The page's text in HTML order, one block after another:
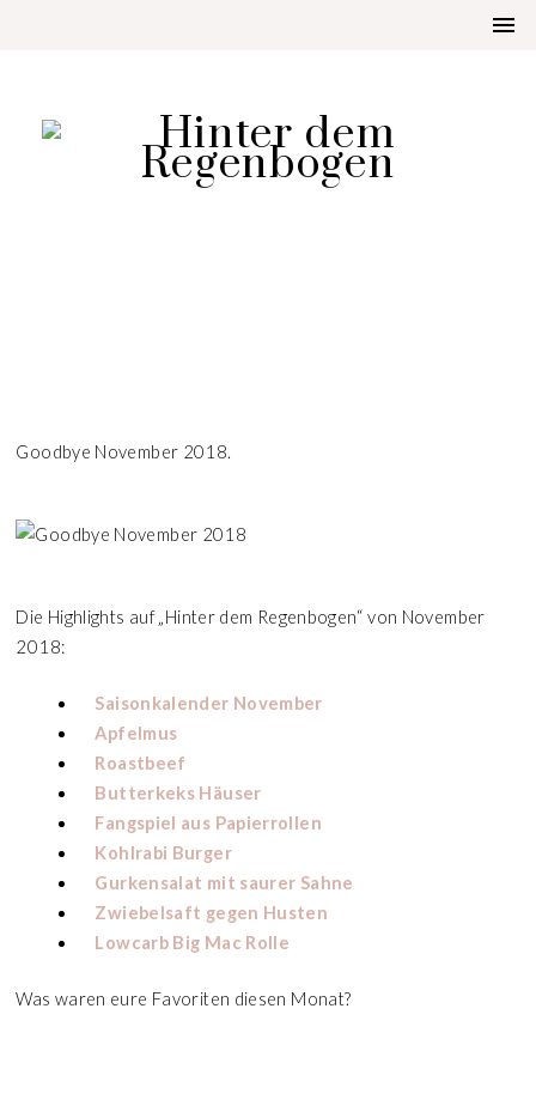
Goodbye November 2018.
Die Highlights auf „Hinter dem Regenbogen“ von November
2018:
Saisonkalender November
Apfelmus
Roastbeef
Butterkeks Häuser
Fangspiel aus Papierrollen
Kohlrabi Burger
Gurkensalat mit saurer Sahne
Zwiebelsaft gegen Husten
Lowcarb Big Mac Rolle
Was waren eure Favoriten diesen Monat?